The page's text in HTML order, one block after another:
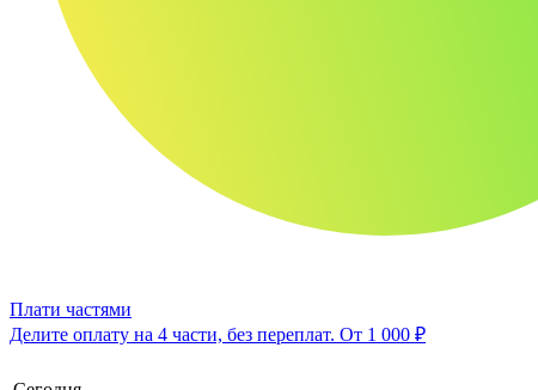
Плати частями
Делите оплату на 4 части, без переплат. От 1 000 ₽